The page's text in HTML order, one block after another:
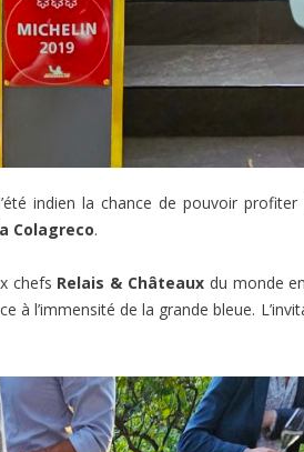
indien la chance de pouvoir
Colagreco.
chefs Relais & Châteaux du monde
à l’immensité de la grande bleue.